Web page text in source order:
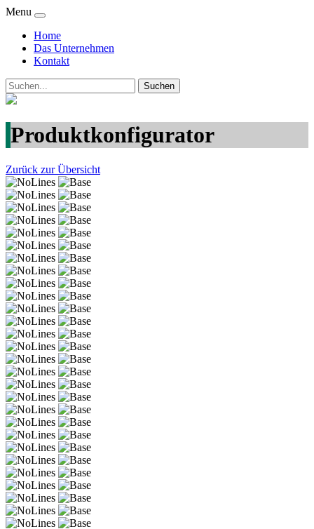
Menu
Home
Das Unternehmen
Kontakt
Produktkonfigurator
Zurück zur Übersicht